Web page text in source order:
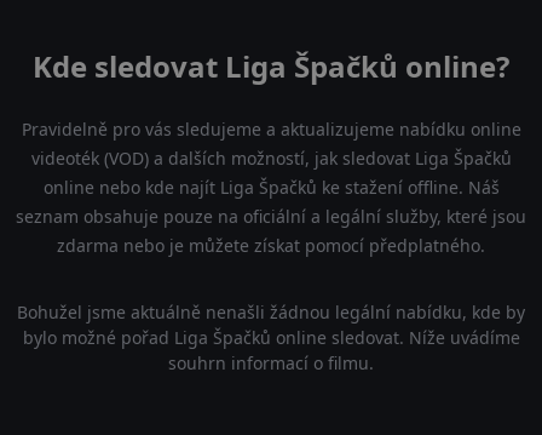
Kde sledovat Liga Špačků online?
Pravidelně pro vás sledujeme a aktualizujeme nabídku online
videoték (VOD) a dalších možností, jak sledovat Liga Špačků
online nebo kde najít Liga Špačků ke stažení offline. Náš
seznam obsahuje pouze na oficiální a legální služby, které jsou
zdarma nebo je můžete získat pomocí předplatného.
Bohužel jsme aktuálně nenašli žádnou legální nabídku, kde by
bylo možné pořad Liga Špačků online sledovat. Níže uvádíme
souhrn informací o filmu.